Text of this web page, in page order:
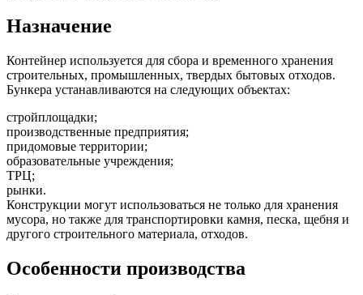
Назначение
Контейнер используется для сбора и временного хранения
строительных, промышленных, твердых бытовых отходов.
Бункера устанавливаются на следующих объектах:
стройплощадки;
производственные предприятия;
придомовые территории;
образовательные учреждения;
ТРЦ;
рынки.
Конструкции могут использоваться не только для хранения
мусора, но также для транспортировки камня, песка, щебня и
другого строительного материала, отходов.
Особенности производства